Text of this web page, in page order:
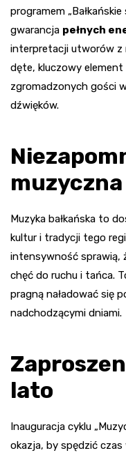
programem
gwarancja pełnych
interpretacji utworów z
dęte, kluczowy
zgromadzonych gości
dźwięków.
muzyczna
Muzyka bałkańska to
kultur i tradycji tego
intensywność sprawią,
chęć do ruchu i tańca.
pragną naładować się
nadchodzącymi dniami.
lato
Inauguracja cyklu
okazja, by spędzić